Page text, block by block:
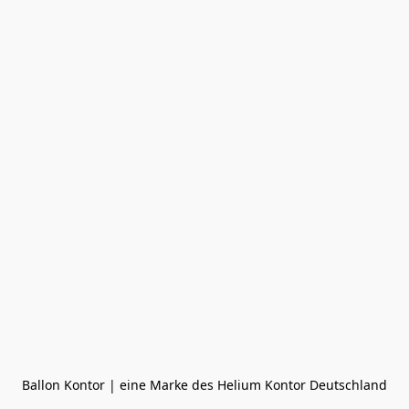
Ballon Kontor | eine Marke des Helium Kontor Deutschland